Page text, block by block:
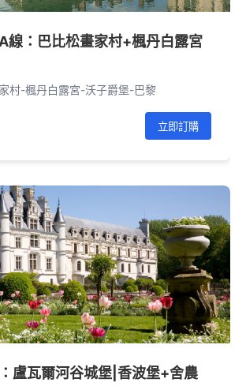
線：巴比松畫家村+楓丹白露宮
村-楓丹白露宮-沃子爵堡-巴黎
立即訂購
盧瓦爾河谷城堡|香波堡+舍農